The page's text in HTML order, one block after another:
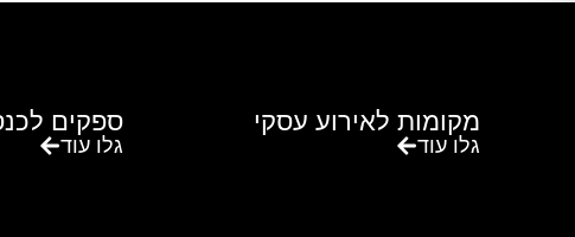
מקומות לאירוע עסקי
גלו עוד
ספקים
גלו עוד